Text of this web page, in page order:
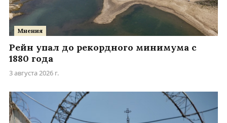
Мнения
Рейн упал до рекордного минимума с
1880 года
3 августа 2026 г.